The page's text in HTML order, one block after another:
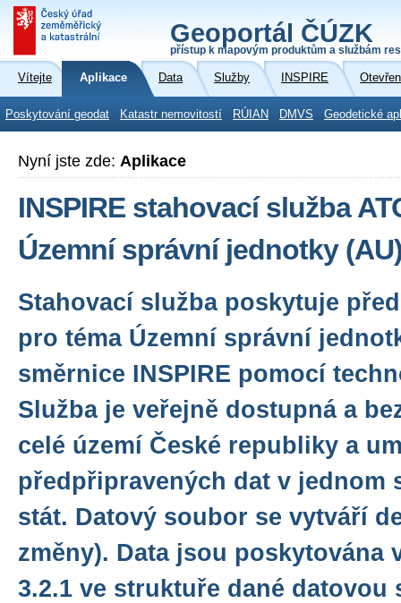
Geoportál ČÚZK
přístup k mapovým produktům a službám
Vítejte Aplikace Data Služby INSPIRE
Poskytování geodat Katastr nemovitostí RÚIAN DMVS Geodetické
Nyní jste zde: Aplikace
INSPIRE stahovací služba
Územní správní jednotky
Stahovací služba poskytuje
pro téma Územní správní
směrnice INSPIRE pomocí
Služba je veřejně dostupná a
celé území České republiky a
předpřipravených dat v jednom
stát. Datový soubor se vytváří
změny). Data jsou poskytována
3.2.1 ve struktuře dané datovou